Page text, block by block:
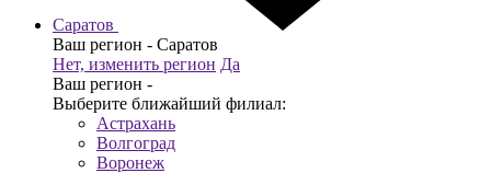
Саратов
Ваш регион - Саратов
Нет, изменить регион Да
Ваш регион -
Выберите ближайший филиал:
Астрахань
Волгоград
Воронеж